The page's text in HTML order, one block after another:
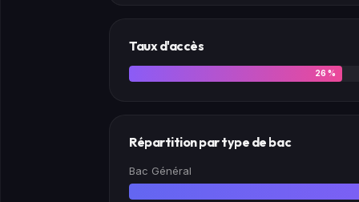
Taux d'accès
26 %
Répartition par type de bac
Bac Général